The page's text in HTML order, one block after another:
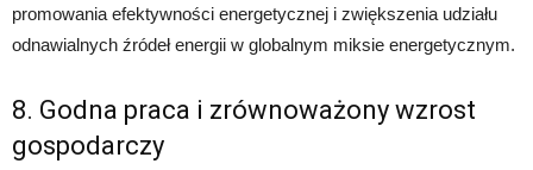
promowania efektywności energetycznej i zwiększenia udziału
odnawialnych źródeł energii w globalnym miksie energetycznym.
8. Godna praca i zrównoważony wzrost
gospodarczy